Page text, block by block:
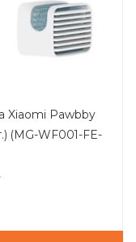
(MG-WF001-FE-